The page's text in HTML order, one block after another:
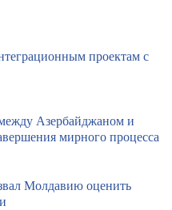
проектам с
Азербайджаном и
мирного процесса
Молдавию оценить